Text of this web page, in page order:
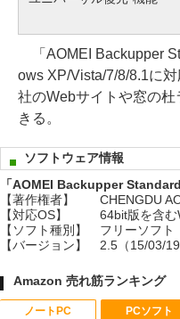
「AOMEI Backupper
ows XP/Vista/7/8/8.1に
社のWebサイトや窓の
きる。
ソフトウェア情報
「AOMEI Backupper Standard
【著作権者】
CHENGDU
【対応OS】
64bit版を含
【ソフト種別】
フリーソフト
【バージョン】
2.5（15/03/19
Amazon 売れ筋ランキング
ノートPC PCソフト